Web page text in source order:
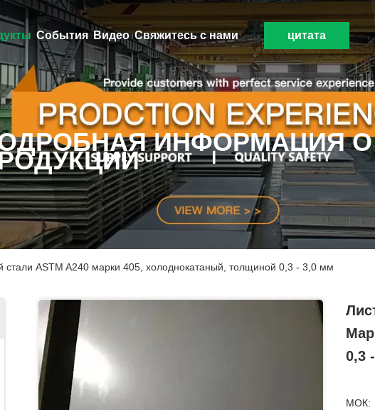
События Видео Свяжитесь с нами цитата
ИНФОРМАЦИЯ О
стали ASTM A240 марки 405, холоднокатаный, толщиной 0,3 - 3,0 мм
0,3
МОК: